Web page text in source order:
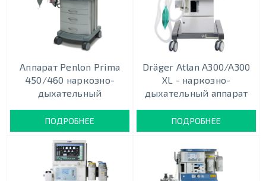
Аппарат Penlon Prima
450/460 наркозно-
дыхательный
ПОДРОБНЕЕ
Dräger Atlan A300/A300
XL - наркозно-
дыхательный аппарат
ПОДРОБНЕЕ